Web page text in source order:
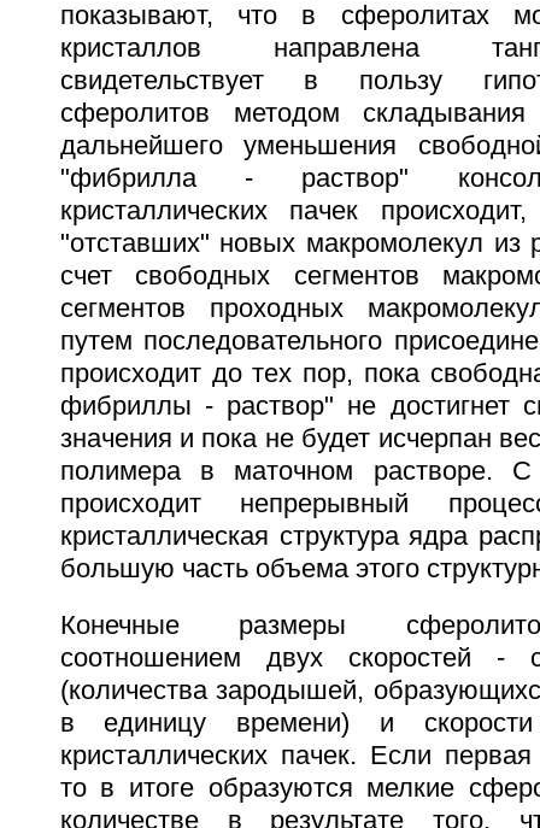
показывают, что в сферолитах
кристаллов направлена
свидетельствует в пользу
сферолитов методом
дальнейшего уменьшения
"фибрилла - раствор"
кристаллических пачек
"отставших" новых макромолекул из
счет свободных сегментов
сегментов проходных
путем последовательного
происходит до тех пор, пока
фибриллы - раствор" не достигнет
значения и пока не будет исчерпан
полимера в маточном растворе.
происходит непрерывный
кристаллическая структура ядра
большую часть объема этого
Конечные размеры
соотношением двух скоростей -
(количества зародышей,
в единицу времени) и
кристаллических пачек. Если
то в итоге образуются мелкие
количестве в результате того,